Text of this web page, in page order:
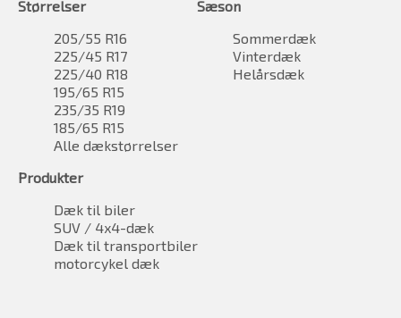
Størrelser
205/55 R16
225/45 R17
225/40 R18
195/65 R15
235/35 R19
185/65 R15
Alle dækstørrelser
Sæson
Sommerdæk
Vinterdæk
Helårsdæk
Produkter
Dæk til biler
SUV / 4x4-dæk
Dæk til transportbiler
motorcykel dæk